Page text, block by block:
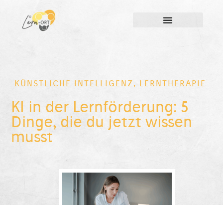
KÜNSTLICHE INTELLIGENZ, LERNTHERAPIE
KI in der Lernförderung: 5
Dinge, die du jetzt wissen
musst